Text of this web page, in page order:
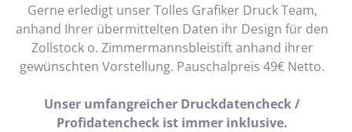
Gerne erledigt unser Tolles Grafiker Druck Team,
anhand Ihrer übermittelten Daten ihr Design für den
Zollstock o. Zimmermannsbleistift anhand ihrer
gewünschten Vorstellung. Pauschalpreis 49€ Netto.
Unser umfangreicher Druckdatencheck /
Profidatencheck ist immer inklusive.